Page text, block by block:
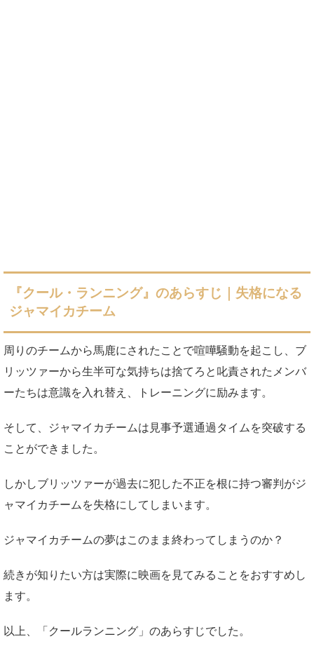
『クール・ランニング』のあらすじ｜失格になる
ジャマイカチーム
周りのチームから馬鹿にされたことで喧嘩騒動を起こし、ブ
リッツァーから生半可な気持ちは捨てろと叱責されたメンバ
ーたちは意識を入れ替え、トレーニングに励みます。
そして、ジャマイカチームは見事予選通過タイムを突破する
ことができました。
しかしブリッツァーが過去に犯した不正を根に持つ審判がジ
ャマイカチームを失格にしてしまいます。
ジャマイカチームの夢はこのまま終わってしまうのか？
続きが知りたい方は実際に映画を見てみることをおすすめし
ます。
以上、「クールランニング」のあらすじでした。